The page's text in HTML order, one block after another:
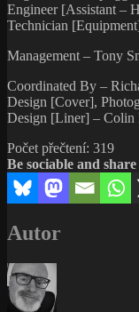
Engineer [Assistant –
Technician
Management – Tony
Coordinated By –
Design [Cover],
Design [Liner] – Colin
Počet přečtení: 319
Be sociable and share
Autor